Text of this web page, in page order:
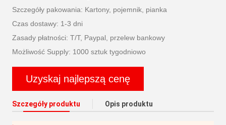
Szczegóły pakowania: Kartony, pojemnik, pianka
Czas dostawy: 1-3 dni
Zasady płatności: T/T, Paypal, przelew bankowy
Możliwość Supply: 1000 sztuk tygodniowo
Uzyskaj najlepszą cenę
Szczegóły produktu Opis produktu